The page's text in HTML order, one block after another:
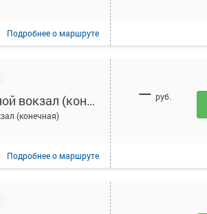
Подробнеео маршруте
Тольятти Речной вокзал (конечная)
(конечная)
Подробнеео маршруте
— руб.